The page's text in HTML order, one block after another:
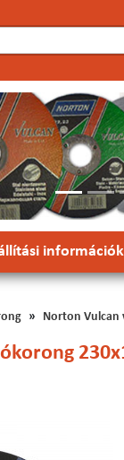
információk
Norton